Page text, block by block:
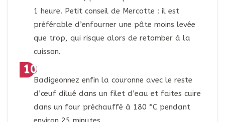
1 heure. Petit conseil de Mercotte : il est
préférable d’enfourner une pâte moins levée
que trop, qui risque alors de retomber à la
cuisson.
Badigeonnez enfin la couronne avec le reste
d’œuf dilué dans un filet d’eau et faites cuire
dans un four préchauffé à 180 °C pendant